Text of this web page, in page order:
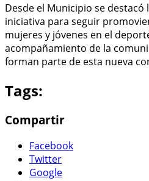
Desde el Municipio se
iniciativa para seguir
mujeres y jóvenes en el
acompañamiento de la
forman parte de esta nueva
Tags:
Compartir
Facebook
Twitter
Google